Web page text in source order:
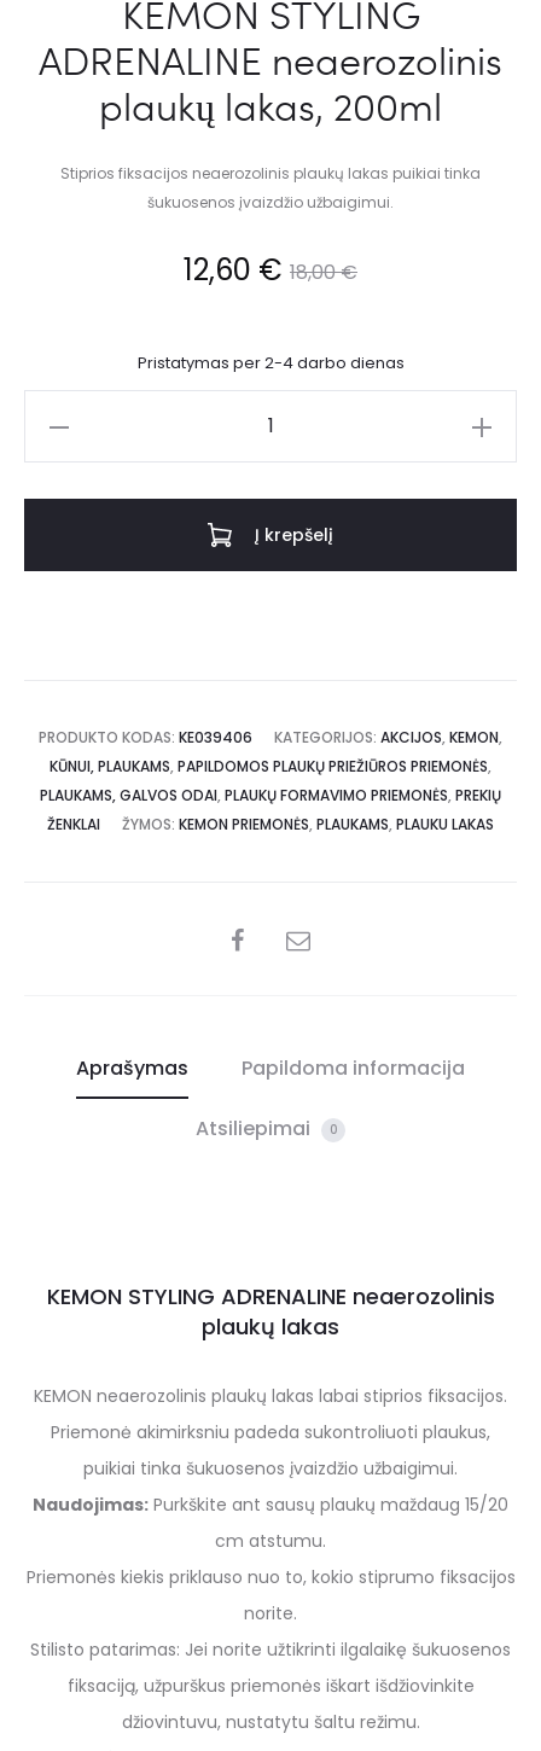
KEMON STYLING
ADRENALINE neaerozolinis
plaukų lakas, 200ml
Stiprios fiksacijos neaerozolinis plaukų lakas puikiai tinka
šukuosenos įvaizdžio užbaigimui.
18,00€
12,60 €
Pristatymas per 2-4 darbo dienas
Į krepšelį
PRODUKTO KODAS: KE039406 KATEGORIJOS: AKCIJOS, KEMON,
KŪNUI, PLAUKAMS, PAPILDOMOS PLAUKŲ PRIEŽIŪROS PRIEMONĖS,
PLAUKAMS, GALVOS ODAI, PLAUKŲ FORMAVIMO PRIEMONĖS, PREKIŲ
ŽENKLAI
ŽYMOS: KEMON PRIEMONĖS, PLAUKAMS, PLAUKU LAKAS
Aprašymas Papildoma informacija
Atsiliepimai 0
KEMON STYLING ADRENALINE neaerozolinis
plaukų lakas
KEMON neaerozolinis plaukų lakas labai stiprios fiksacijos.
Priemonė akimirksniu padeda sukontroliuoti plaukus,
puikiai tinka šukuosenos įvaizdžio užbaigimui.
Naudojimas: Purkškite ant sausų plaukų maždaug 15/20
cm atstumu.
Priemonės kiekis priklauso nuo to, kokio stiprumo fiksacijos
norite.
Stilisto patarimas: Jei norite užtikrinti ilgalaikę šukuosenos
fiksaciją, užpurškus priemonės iškart išdžiovinkite
džiovintuvu, nustatytu šaltu režimu.